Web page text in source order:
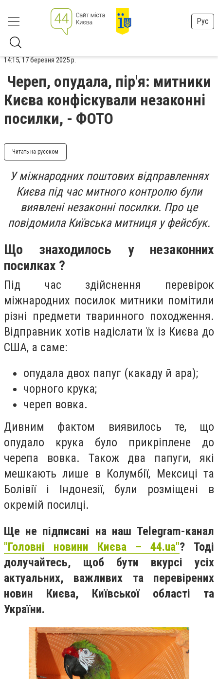
Рус
14:15, 17 березня 2025 р.
Череп, опудала, пір'я: митники
Києва конфіскували незаконні
посилки, - ФОТО
Читать на русском
У міжнародних поштових відправленнях
Києва під час митного контролю були
виявлені незаконні посилки. Про це
повідомила Київська митниця у фейсбук.
Що знаходилось у незаконних
посилках ?
Під час здійснення перевірок
міжнародних посилок митники помітили
різні предмети тваринного походження.
Відправник хотів надіслати їх із Києва до
США, а саме:
опудала двох папуг (какаду й ара);
чорного крука;
череп вовка.
Дивним фактом виявилось те, що
опудало крука було прикріплене до
черепа вовка. Також два папуги, які
мешкають лише в Колумбії, Мексиці та
Болівії і Індонезії, були розміщені в
окремій посилці.
Ще не підписані на наш Telegram-канал
"Головні новини Києва – 44.ua"? Тоді
долучайтесь, щоб бути вкурсі усіх
актуальних, важливих та перевірених
новин Києва, Київської області та
України.